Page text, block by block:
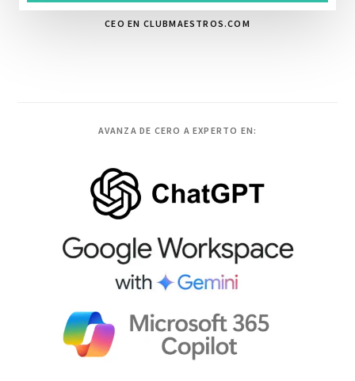
CEO EN CLUBMAESTROS.COM
AVANZA DE CERO A EXPERTO EN: